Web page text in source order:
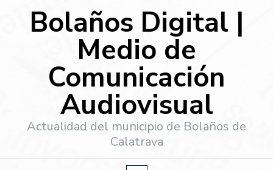
Bolaños Digital |
Medio de
Comunicación
Audiovisual
Actualidad del municipio de Bolaños de
Calatrava